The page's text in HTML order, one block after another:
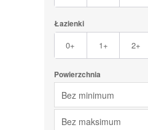
Łazienki
0+ 1+ 2+
Powierzchnia
Bez minimum
Bez maksimum